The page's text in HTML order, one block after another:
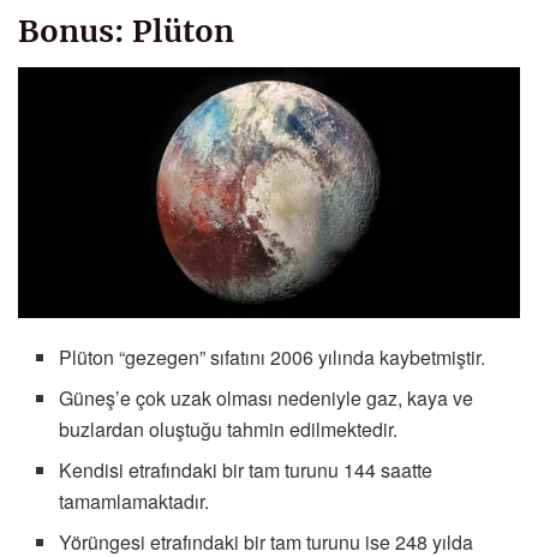
Bonus: Plüton
Plüton “gezegen” sıfatını 2006 yılında kaybetmiştir.
Güneş’e çok uzak olması nedeniyle gaz, kaya ve
buzlardan oluştuğu tahmin edilmektedir.
Kendisi etrafındaki bir tam turunu 144 saatte
tamamlamaktadır.
Yörüngesi etrafındaki bir tam turunu ise 248 yılda